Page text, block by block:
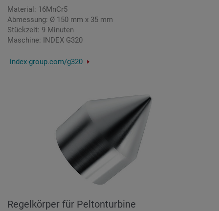
Material: 16MnCr5
Abmessung: Ø 150 mm x 35 mm
Stückzeit: 9 Minuten
Maschine: INDEX G320
index-group.com/g320
Regelkörper für Peltonturbine